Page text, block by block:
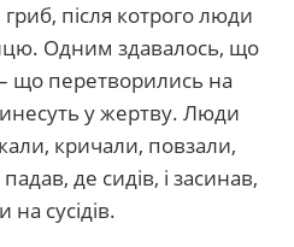
після котрого люди
Одним здавалось, що
що перетворились на
у жертву. Люди
кричали, повзали,
де сидів, і засинав,
сусідів.